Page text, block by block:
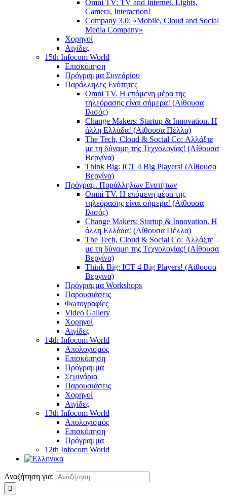
Omni TV: TV and Internet. Lights,
Camera, Interaction!
Company 3.0: «Mobile, Cloud and Social
Media Company»
Χορηγοί
Αιγίδες
15th Infocom World
Επισκόπηση
Πρόγραμμα Συνεδρίου
Παράλληλες Ενότητες
Omni TV. Η επόμενη μέρα της
τηλεόρασης είναι σήμερα! (Αίθουσα
Ιλισός)
Change Makers: Startup & Innovation. Η
άλλη Ελλάδα! (Αίθουσα Πέλλα)
The Tech, Cloud & Social Co: Αλλάξτε
με τη δύναμη της Τεχνολογίας! (Αίθουσα
Βεργίνα)
Think Big: ICT 4 Big Players! (Αίθουσα
Βεργίνα)
Πρόγραμ. Παράλληλων Ενοτήτων
Omni TV. Η επόμενη μέρα της
τηλεόρασης είναι σήμερα! (Αίθουσα
Ιλισός)
Change Makers: Startup & Innovation. Η
άλλη Ελλάδα! (Αίθουσα Πέλλα)
The Tech, Cloud & Social Co: Αλλάξτε
με τη δύναμη της Τεχνολογίας! (Αίθουσα
Βεργίνα)
Think Big: ICT 4 Big Players! (Αίθουσα
Βεργίνα)
Πρόγραμμα Workshops
Παρουσιάσεις
Φωτογραφίες
Video Gallery
Χορηγοί
Αιγίδες
14th Infocom World
Απολογισμός
Επισκόπηση
Πρόγραμμα
Σεμινάρια
Παρουσιάσεις
Χορηγοί
Αιγίδες
13th Infocom World
Απολογισμός
Επισκόπηση
Πρόγραμμα
12th Infocom World
Αναζήτηση για: